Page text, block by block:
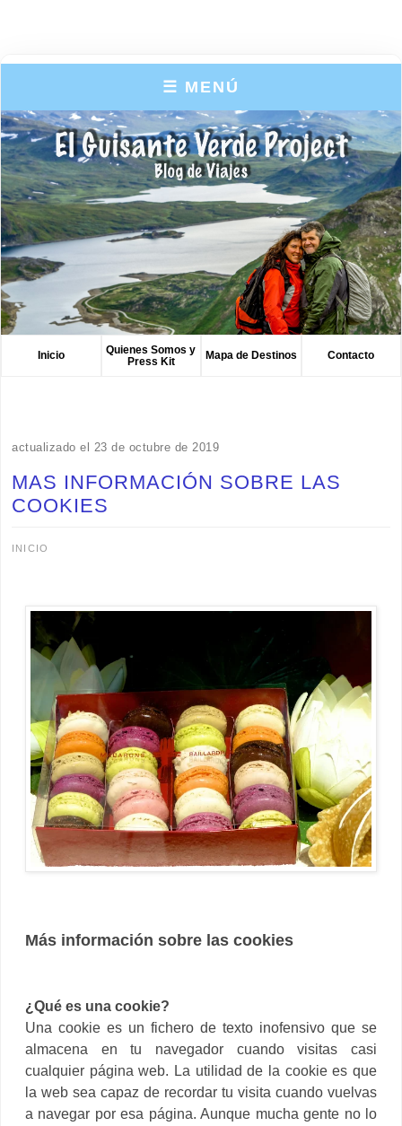
☰ MENÚ
Inicio
Quienes Somos y
Press Kit
Mapa de Destinos Contacto
actualizado el 23 de octubre de 2019
MAS INFORMACIÓN SOBRE LAS
COOKIES
INICIO
Más información sobre las cookies
¿Qué es una cookie?
Una cookie es un fichero de texto inofensivo que se
almacena en tu navegador cuando visitas casi
cualquier página web. La utilidad de la cookie es que
la web sea capaz de recordar tu visita cuando vuelvas
a navegar por esa página. Aunque mucha gente no lo